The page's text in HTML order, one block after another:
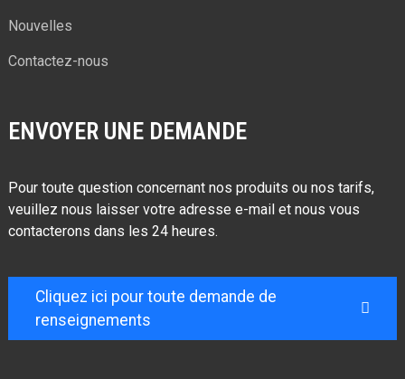
Nouvelles
Contactez-nous
ENVOYER UNE DEMANDE
Pour toute question concernant nos produits ou nos tarifs,
veuillez nous laisser votre adresse e-mail et nous vous
contacterons dans les 24 heures.
Cliquez ici pour toute demande de
renseignements